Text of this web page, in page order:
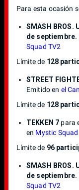
Para esta ocasión
SMASH BROS.
de septiembre.
Squad TV2
Límite de 128
STREET
Emitido en el
Límite de 128
TEKKEN 7 para
en Mystic Squad
Límite de 96
SMASH BROS.
de septiembre.
Squad TV2